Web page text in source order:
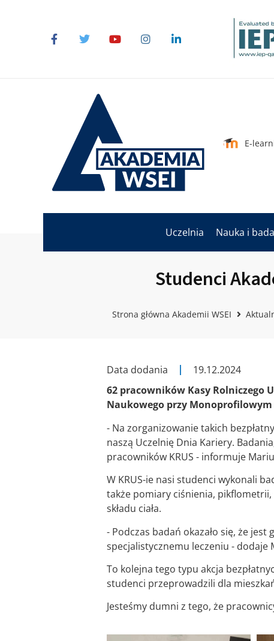
E-
Uczelnia Nauka i
Studenci
Strona główna Akademii WSEI
Data dodania
19.12.2024
62 pracowników Kasy Rolniczego
Naukowego przy Monoprofilowym
- Na zorganizowanie takich
naszą Uczelnię Dnia Kariery.
pracowników KRUS - informuje
W KRUS-ie nasi studenci wykonali
także pomiary ciśnienia,
składu ciała.
- Podczas badań okazało się, że
specjalistycznemu leczeniu - dodaje
To kolejna tego typu akcja
studenci przeprowadzili dla
Jesteśmy dumni z tego, że